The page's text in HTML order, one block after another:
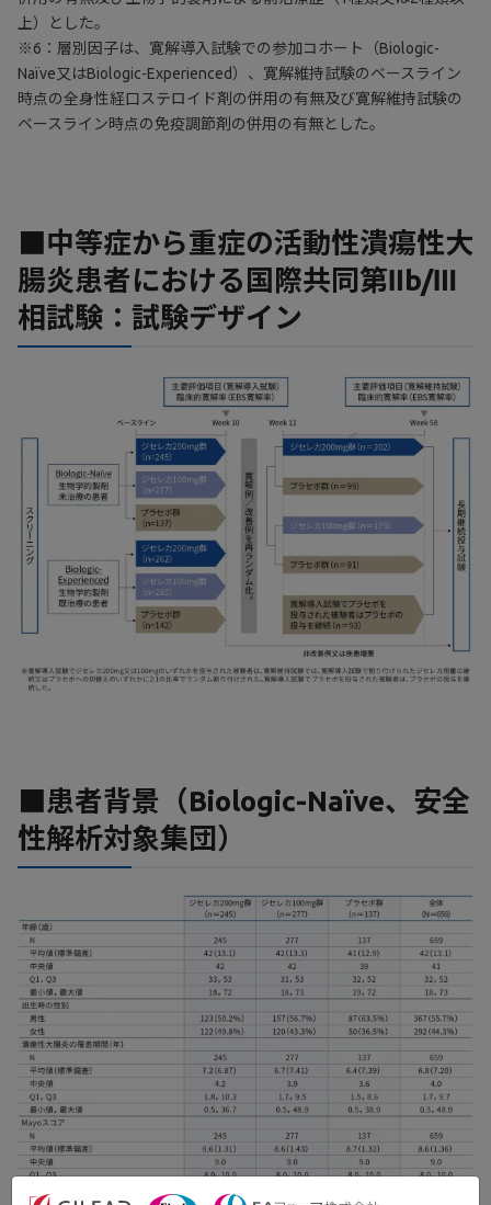
上）とした。
※6：層別因子は、寛解導入試験での参加コホート（Biologic-
Naïve又はBiologic-Experienced）、寛解維持試験のベースライン
時点の全身性経口ステロイド剤の併用の有無及び寛解維持試験の
ベースライン時点の免疫調節剤の併用の有無とした。
■中等症から重症の活動性潰瘍性大
腸炎患者における国際共同第Ⅱb/Ⅲ
相試験：試験デザイン
■患者背景（Biologic-Naïve、安全
性解析対象集団）